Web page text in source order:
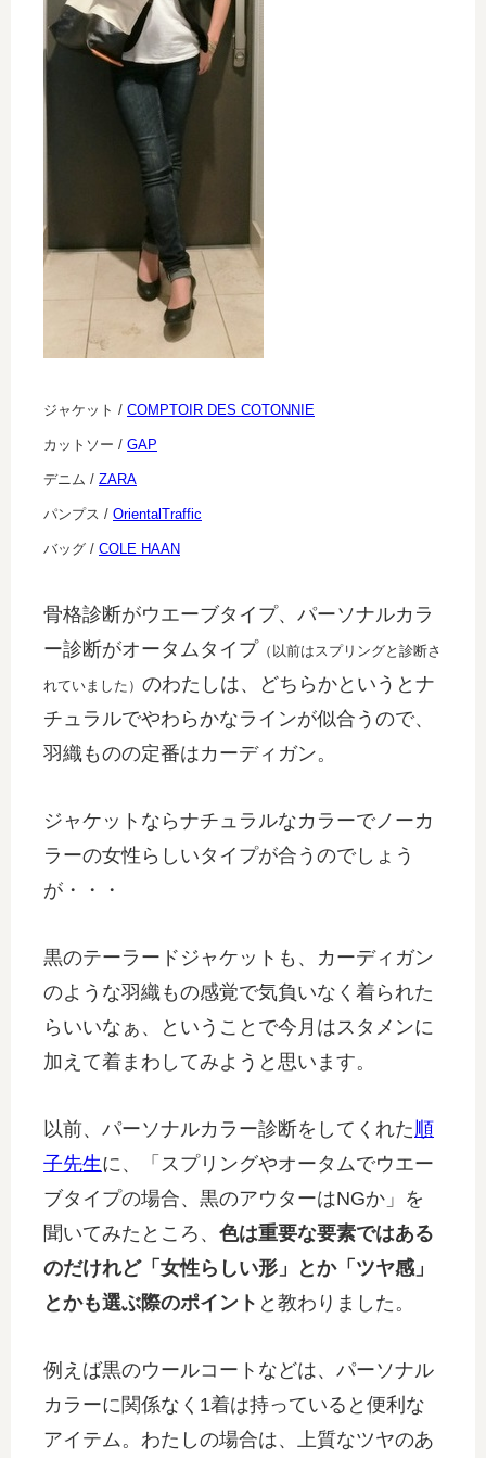
ジャケット / COMPTOIR DES COTONNIE
カットソー / GAP
デニム / ZARA
パンプス / OrientalTraffic
バッグ / COLE HAAN
骨格診断がウエーブタイプ、パーソナルカラ
ー診断がオータムタイプ （以前はスプリングと診断さ
れていました） のわたしは、どちらかというとナ
チュラルでやわらかなラインが似合うので、
羽織ものの定番はカーディガン。
ジャケットならナチュラルなカラーでノーカ
ラーの女性らしいタイプが合うのでしょう
が・・・
黒のテーラードジャケットも、カーディガン
のような羽織もの感覚で気負いなく着られた
らいいなぁ、ということで今月はスタメンに
加えて着まわしてみようと思います。
以前、パーソナルカラー診断をしてくれた順
子先生に、「スプリングやオータムでウエー
ブタイプの場合、黒のアウターはNGか」を
聞いてみたところ、 色は重要な要素ではある
のだけれど「女性らしい形」とか「ツヤ感」
とかも選ぶ際のポイント と教わりました。
例えば黒のウールコートなどは、パーソナル
カラーに関係なく1着は持っていると便利な
アイテム。わたしの場合は、上質なツヤのあ